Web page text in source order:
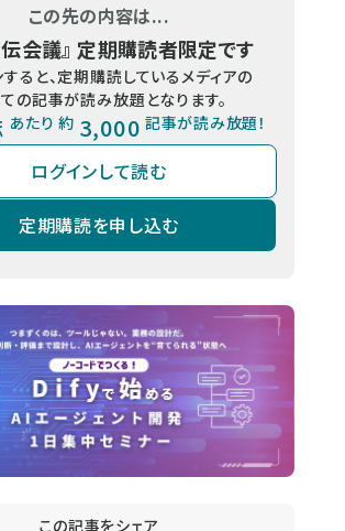
この先の内容は...
会議』 定期購読者限定です
すると、定期購読しているメディアの
の記事が読み放題となります。
あたり 約 3,000 記事が読み放題！
ログインして読む
定期購読を申し込む
この記事をシェア